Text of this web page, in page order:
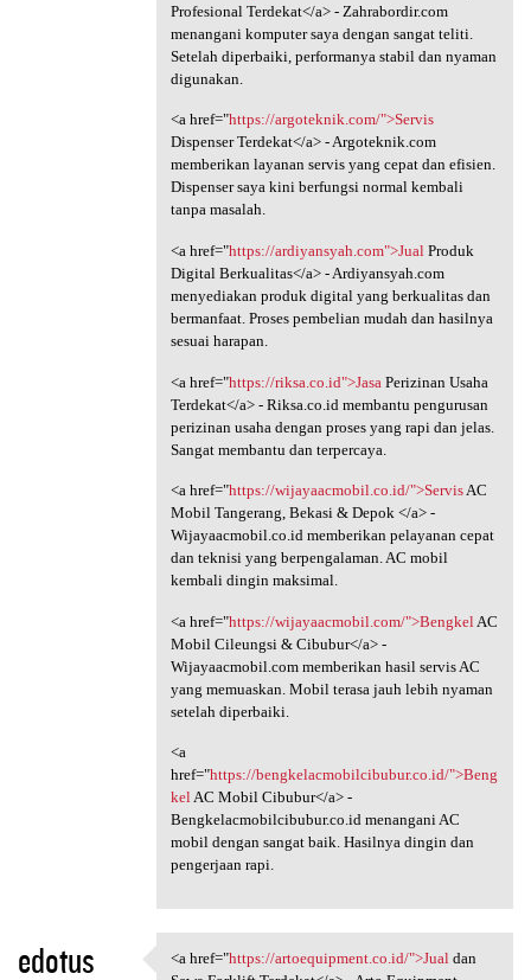
Profesional Terdekat</a> - Zahrabordir.com
menangani komputer saya dengan sangat teliti.
Setelah diperbaiki, performanya stabil dan nyaman
digunakan.
<a href="https://argoteknik.com/">Servis
Dispenser Terdekat</a> - Argoteknik.com
memberikan layanan servis yang cepat dan efisien.
Dispenser saya kini berfungsi normal kembali
tanpa masalah.
<a href="https://ardiyansyah.com">JualProduk
Digital Berkualitas</a> - Ardiyansyah.com
menyediakan produk digital yang berkualitas dan
bermanfaat. Proses pembelian mudah dan hasilnya
sesuai harapan.
<a href="https://riksa.co.id">Jasa Perizinan Usaha
Terdekat</a> - Riksa.co.id membantu pengurusan
perizinan usaha dengan proses yang rapi dan jelas.
Sangat membantu dan terpercaya.
<a href="https://wijayaacmobil.co.id/">ServisAC
Mobil Tangerang, Bekasi & Depok </a> -
Wijayaacmobil.co.id memberikan pelayanan cepat
dan teknisi yang berpengalaman. AC mobil
kembali dingin maksimal.
<a href="https://wijayaacmobil.com/">Bengkel AC
Mobil Cileungsi & Cibubur</a> -
Wijayaacmobil.com memberikan hasil servis AC
yang memuaskan. Mobil terasa jauh lebih nyaman
setelah diperbaiki.
<a
href="https://bengkelacmobilcibubur.co.id/">Beng
kelAC Mobil Cibubur</a> -
Bengkelacmobilcibubur.co.id menangani AC
mobil dengan sangat baik. Hasilnya dingin dan
pengerjaan rapi.
edotus <a href="https://artoequipment.co.id/">Jualdan